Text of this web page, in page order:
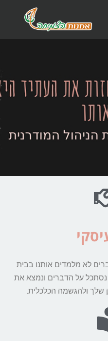
לא מלמדים אותנו בבית
נסתכל על הדברים ונמצא את
ולהגשמה הכלכלית.